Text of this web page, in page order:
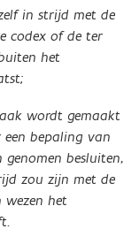
in strijd met de
codex of de ter
het
wordt gemaakt
bepaling van
besluiten,
zou zijn met de
het